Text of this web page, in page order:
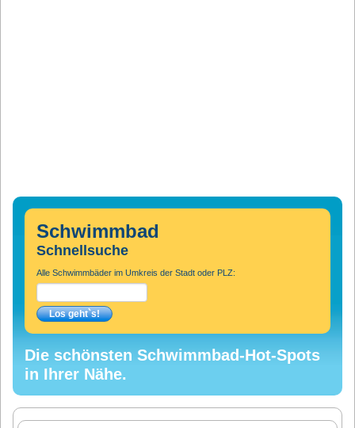
Schwimmbad
Schnellsuche
Alle Schwimmbäder im Umkreis der Stadt oder PLZ:
Die schönsten Schwimmbad-Hot-Spots
in Ihrer Nähe.